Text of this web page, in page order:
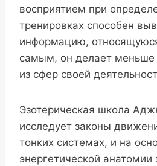
восприятием при
тренировках способен
информацию,
самым, он делает
из сфер своей
Эзотерическая школа
исследует законы
тонких системах, и на
энергетической анатомии